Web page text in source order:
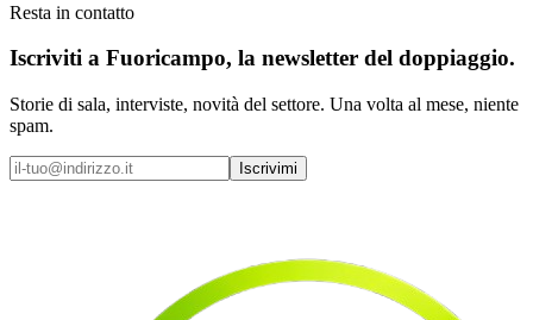
Resta in contatto
Iscriviti a Fuoricampo, la newsletter del doppiaggio.
Storie di sala, interviste, novità del settore. Una volta al mese, niente
spam.
Iscrivimi